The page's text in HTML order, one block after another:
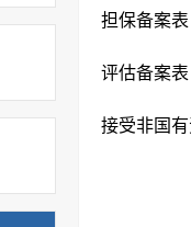
担保备案表
评估备案
接受非国